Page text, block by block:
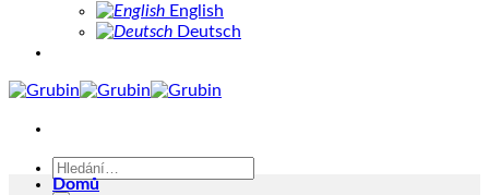
English
Deutsch
Hledat:
Domů